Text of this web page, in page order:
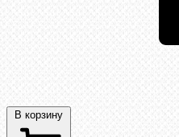
В корзину